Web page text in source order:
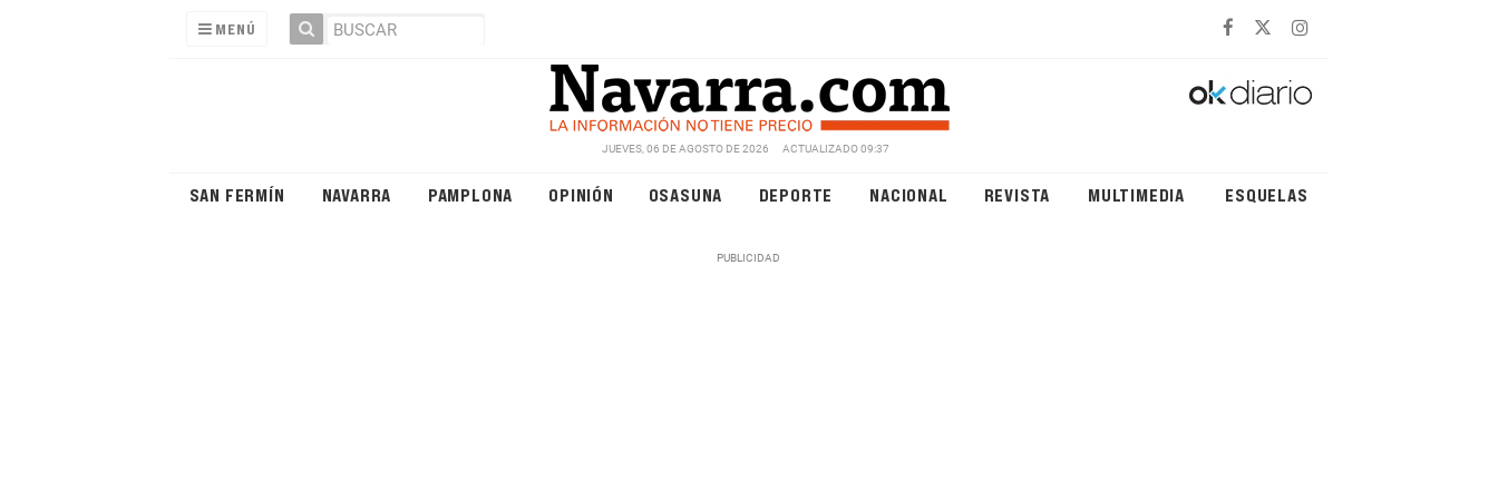
MENÚ
JUEVES, 06 DE AGOSTO DE 2026 ACTUALIZADO 09:37
SAN FERMÍN NAVARRA PAMPLONA OPINIÓN OSASUNA DEPORTE NACIONAL REVISTA MULTIMEDIA ESQUELAS